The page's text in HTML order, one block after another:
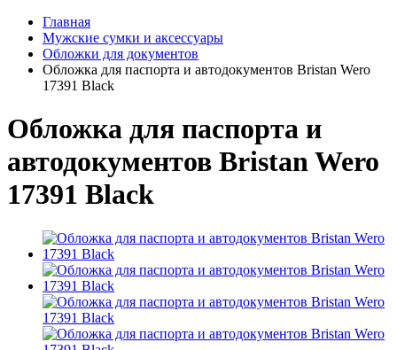
Главная
Мужские сумки и аксессуары
Обложки для документов
Обложка для паспорта и автодокументов Bristan Wero
17391 Black
Обложка для паспорта и
автодокументов Bristan Wero
17391 Black